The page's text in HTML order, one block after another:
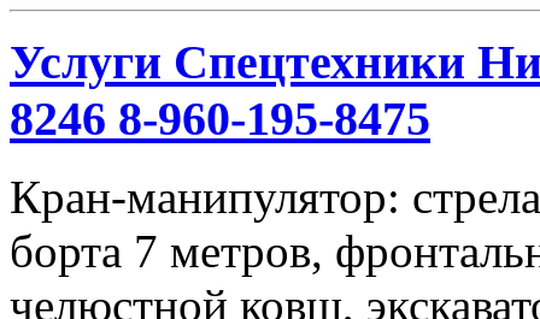
Услуги Спецтехники
8246 8-960-195-8475
Кран-манипулятор:
борта 7 метров,
челюстной ковш,